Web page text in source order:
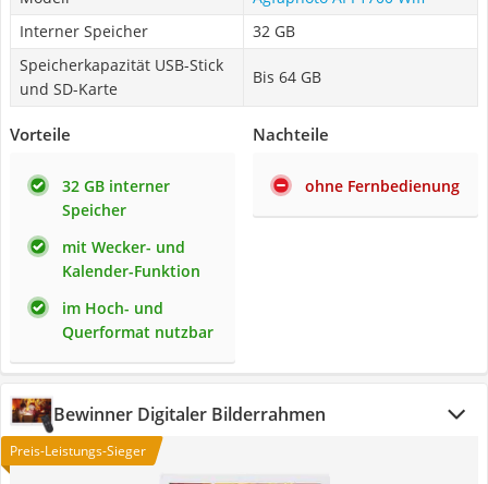
Interner Speicher
32 GB
Speicherkapazität USB-Stick
und SD-Karte
Bis 64 GB
Vorteile
32 GB interner
Speicher
mit Wecker- und
Kalender-Funktion
im Hoch- und
Querformat nutzbar
Nachteile
ohne Fernbedienung
Bewinner Digitaler Bilderrahmen
Preis-Leistungs-Sieger